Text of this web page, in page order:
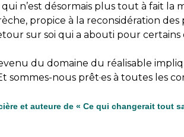
n’est désormais plus tout à fait la
propice à la reconsidération des
sur soi qui a abouti pour
du domaine du réalisable
sommes-nous prêt·es à toutes les
et auteure de « Ce qui changerait tout